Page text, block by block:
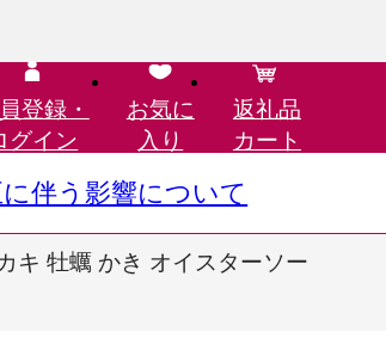
登録・
グイン
お気に
入り
返礼品
カート
に伴う影響について
キ 牡蠣 かき オイスターソー